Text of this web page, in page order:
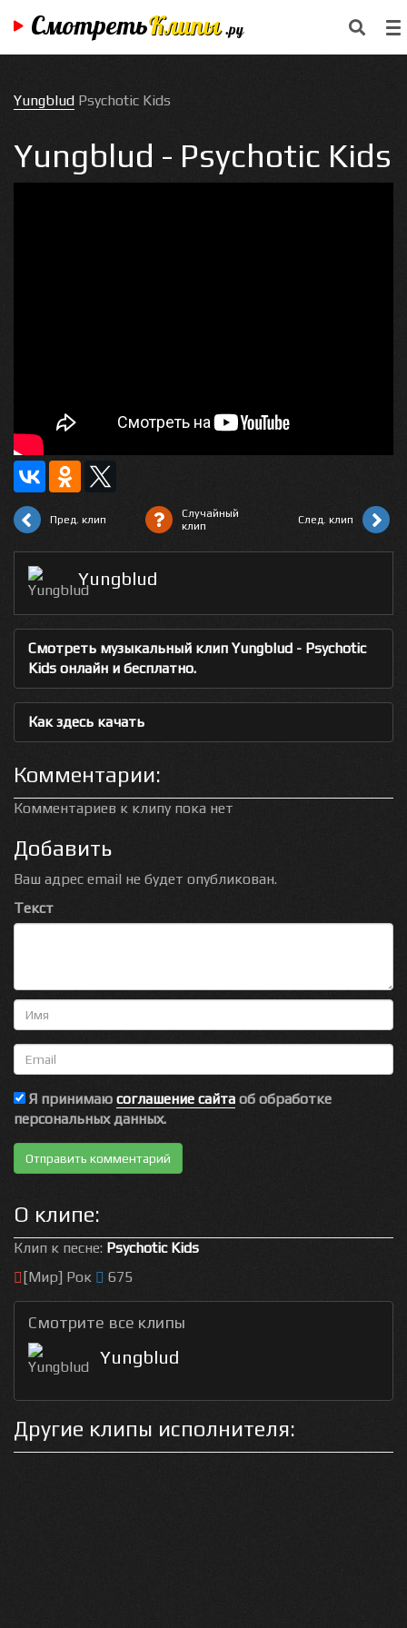
СмотретьКлипы .ру
Yungblud Psychotic Kids
Yungblud - Psychotic Kids
Пред. клип
Случайный
клип
След. клип
Yungblud
Смотреть музыкальный клип Yungblud - Psychotic
Kids онлайн и бесплатно.
Как здесь качать
Комментарии:
Комментариев к клипу пока нет
Добавить
Ваш адрес email не будет опубликован.
Текст
Имя
Email
Я принимаю соглашение сайта об обработке
персональных данных.
О клипе:
Клип к песне: Psychotic Kids
[Мир] Рок
675
Смотрите все клипы
Yungblud
Другие клипы исполнителя: